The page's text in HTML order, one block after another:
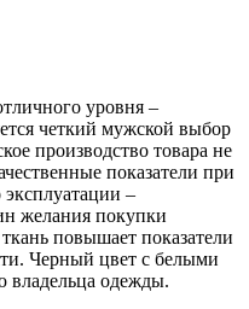
уровня –
четкий мужской выбор
производство товара не
показатели при
эксплуатации –
желания покупки
повышает показатели
Черный цвет с белыми
владельца одежды.